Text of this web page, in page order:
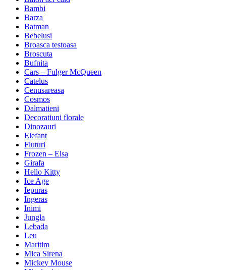
Bambi
Barza
Batman
Bebelusi
Broasca testoasa
Broscuta
Bufnita
Cars – Fulger McQueen
Catelus
Cenusareasa
Cosmos
Dalmatieni
Decoratiuni florale
Dinozauri
Elefant
Fluturi
Frozen – Elsa
Girafa
Hello Kitty
Ice Age
Iepuras
Ingeras
Inimi
Jungla
Lebada
Leu
Maritim
Mica Sirena
Mickey Mouse